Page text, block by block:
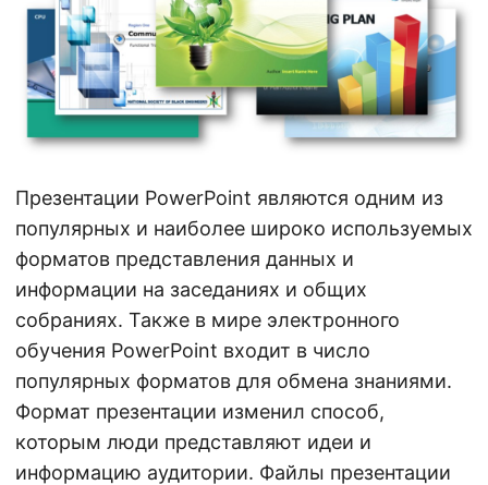
Презентации PowerPoint являются одним из
популярных и наиболее широко используемых
форматов представления данных и
информации на заседаниях и общих
собраниях. Также в мире электронного
обучения PowerPoint входит в число
популярных форматов для обмена знаниями.
Формат презентации изменил способ,
которым люди представляют идеи и
информацию аудитории. Файлы презентации